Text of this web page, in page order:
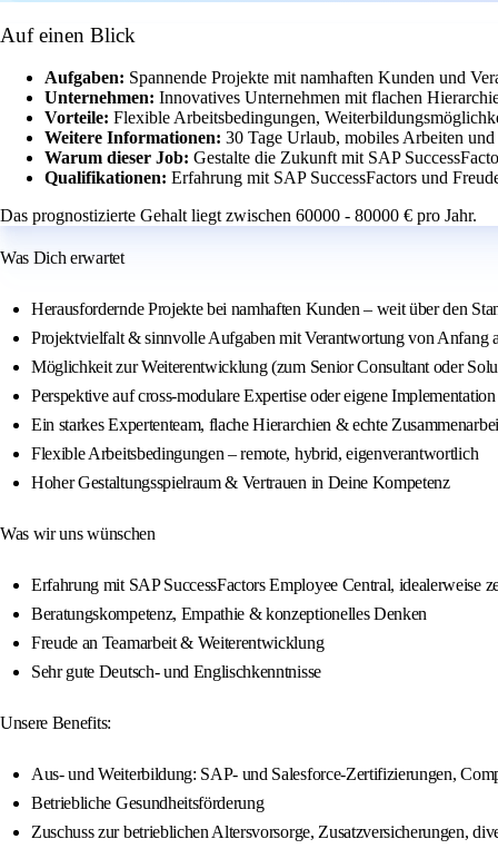
Auf einen Blick
Aufgaben: Spannende Projekte mit namhaften Kunden und
Unternehmen: Innovatives Unternehmen mit flachen
Vorteile: Flexible Arbeitsbedingungen,
Weitere Informationen: 30 Tage Urlaub, mobiles Arbeiten und
Warum dieser Job: Gestalte die Zukunft mit SAP
Qualifikationen: Erfahrung mit SAP SuccessFactors und
Das prognostizierte Gehalt liegt zwischen 60000 - 80000 € pro Jahr.
Was Dich erwartet
Herausfordernde Projekte bei namhaften Kunden – weit über den
Projektvielfalt & sinnvolle Aufgaben mit Verantwortung von Anfang
Möglichkeit zur Weiterentwicklung (zum Senior Consultant oder
Perspektive auf cross-modulare Expertise oder eigene
Ein starkes Expertenteam, flache Hierarchien & echte
Flexible Arbeitsbedingungen – remote, hybrid, eigenverantwortlich
Hoher Gestaltungsspielraum & Vertrauen in Deine Kompetenz
Was wir uns wünschen
Erfahrung mit SAP SuccessFactors Employee Central, idealerweise
Beratungskompetenz, Empathie & konzeptionelles Denken
Freude an Teamarbeit & Weiterentwicklung
Sehr gute Deutsch- und Englischkenntnisse
Unsere Benefits:
Aus- und Weiterbildung: SAP- und Salesforce-Zertifizierungen,
Betriebliche Gesundheitsförderung
Zuschuss zur betrieblichen Altersvorsorge, Zusatzversicherungen,